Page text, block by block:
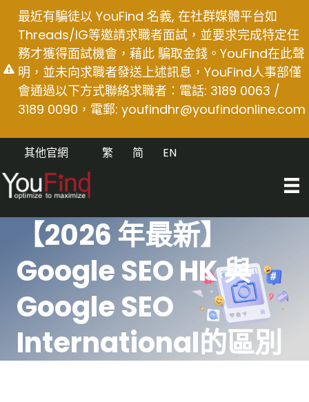
content
最近有騙徒以 YouFind 名義, 在社群媒體平台如
Threads/IG等邀請求職者面試，並要求完成特定任
務才獲得面試機會，藉此 騙取金錢。YouFind在此聲
明，並未向求職者發送上述訊息，YouFind人事部僅
會通過以下方式聯絡求職者：電話: 3189 0063 /
3189 0090，電郵: youfindhr@youfindonline.com
其他官網 EN
简
繁
【2026 年最新】
Google SEO HK 與
Google SEO
International的區別